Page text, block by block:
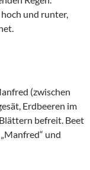
und runter,
(zwischen
Erdbeeren im
befreit. Beet
und